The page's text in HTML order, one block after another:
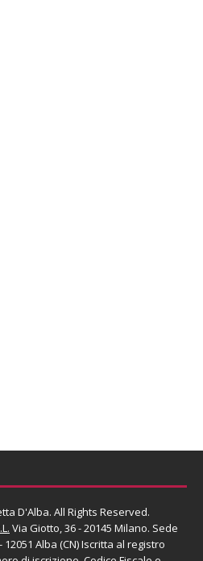
D'Alba. All Rights Reserved.
Via Giotto, 36 - 20145 Milano. Sede
Alba (CN) Iscritta al registro